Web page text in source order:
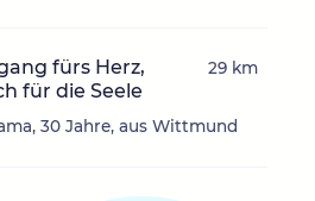
fürs Herz,
für die Seele
30 Jahre, aus Wittmund
29 km